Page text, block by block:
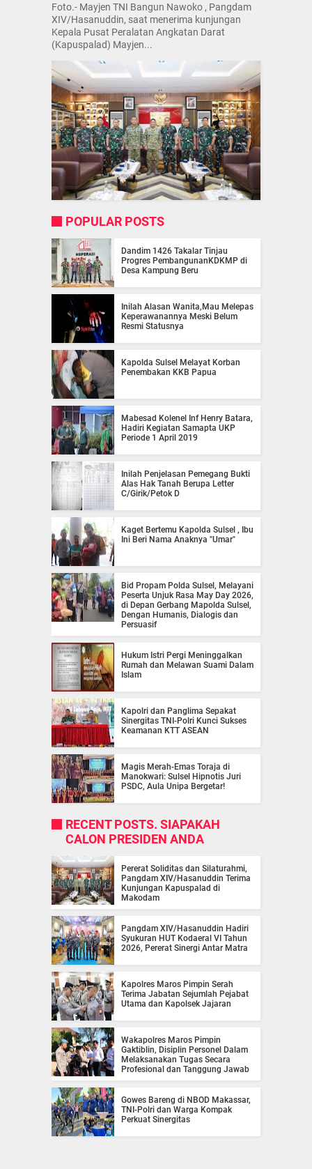
Foto.- Mayjen TNI Bangun Nawoko , Pangdam
XIV/Hasanuddin, saat menerima kunjungan
Kepala Pusat Peralatan Angkatan Darat
(Kapuspalad) Mayjen...
POPULAR POSTS
Dandim 1426 Takalar Tinjau
Progres PembangunanKDKMP di
Desa Kampung Beru
Inilah Alasan Wanita,Mau Melepas
Keperawanannya Meski Belum
Resmi Statusnya
Kapolda Sulsel Melayat Korban
Penembakan KKB Papua
Mabesad Kolenel Inf Henry Batara,
Hadiri Kegiatan Samapta UKP
Periode 1 April 2019
Inilah Penjelasan Pemegang Bukti
Alas Hak Tanah Berupa Letter
C/Girik/Petok D
Kaget Bertemu Kapolda Sulsel , Ibu
Ini Beri Nama Anaknya "Umar"
Bid Propam Polda Sulsel, Melayani
Peserta Unjuk Rasa May Day 2026,
di Depan Gerbang Mapolda Sulsel,
Dengan Humanis, Dialogis dan
Persuasif
Hukum Istri Pergi Meninggalkan
Rumah dan Melawan Suami Dalam
Islam
Kapolri dan Panglima Sepakat
Sinergitas TNI-Polri Kunci Sukses
Keamanan KTT ASEAN
Magis Merah-Emas Toraja di
Manokwari: Sulsel Hipnotis Juri
PSDC, Aula Unipa Bergetar!
RECENT POSTS. SIAPAKAH
CALON PRESIDEN ANDA
Pererat Soliditas dan Silaturahmi,
Pangdam XIV/Hasanuddin Terima
Kunjungan Kapuspalad di
Makodam
Pangdam XIV/Hasanuddin Hadiri
Syukuran HUT Kodaeral VI Tahun
2026, Pererat Sinergi Antar Matra
Kapolres Maros Pimpin Serah
Terima Jabatan Sejumlah Pejabat
Utama dan Kapolsek Jajaran
Wakapolres Maros Pimpin
Gaktiblin, Disiplin Personel Dalam
Melaksanakan Tugas Secara
Profesional dan Tanggung Jawab
Gowes Bareng di NBOD Makassar,
TNI-Polri dan Warga Kompak
Perkuat Sinergitas